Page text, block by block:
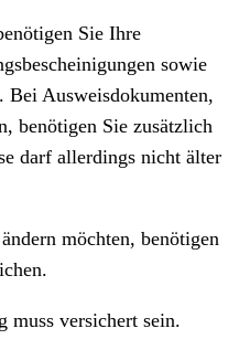
Sie Ihre
sowie
Bei Ausweisdokumenten,
benötigen Sie zusätzlich
darf allerdings nicht älter
möchten, benötigen
muss versichert sein.